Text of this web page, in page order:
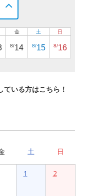
金
8/14
土
8/15
日
8/16
いる方はこちら！
土 日
1 2